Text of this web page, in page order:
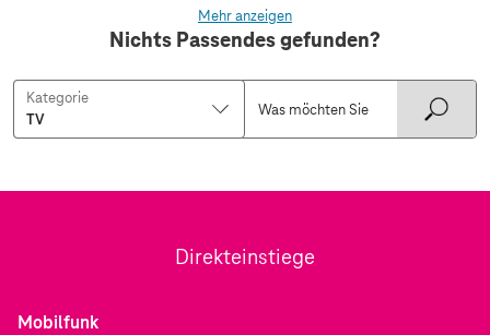
Mehr anzeigen
Nichts Passendes gefunden?
Kategorie
Direkteinstiege
Mobilfunk